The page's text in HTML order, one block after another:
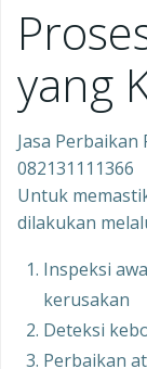
yang
Jasa Perbaikan
082131111366
Untuk
dilakukan
Inspeksi
kerusakan
Deteksi
Perbaikan